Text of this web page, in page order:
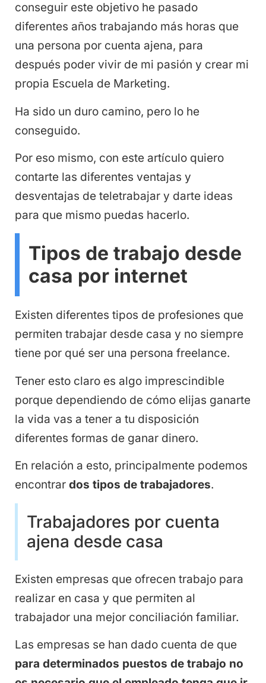
conseguir este objetivo he pasado
diferentes años trabajando más horas que
una persona por cuenta ajena, para
después poder vivir de mi pasión y crear mi
propia Escuela de Marketing.
Ha sido un duro camino, pero lo he
conseguido.
Por eso mismo, con este artículo quiero
contarte las diferentes ventajas y
desventajas de teletrabajar y darte ideas
para que mismo puedas hacerlo.
Tipos de trabajo desde
casa por internet
Existen diferentes tipos de profesiones que
permiten trabajar desde casa y no siempre
tiene por qué ser una persona freelance.
Tener esto claro es algo imprescindible
porque dependiendo de cómo elijas ganarte
la vida vas a tener a tu disposición
diferentes formas de ganar dinero.
En relación a esto, principalmente podemos
encontrar dos tipos de trabajadores.
Trabajadores por cuenta
ajena desde casa
Existen empresas que ofrecen trabajo para
realizar en casa y que permiten al
trabajador una mejor conciliación familiar.
Las empresas se han dado cuenta de que
para determinados puestos de trabajo no